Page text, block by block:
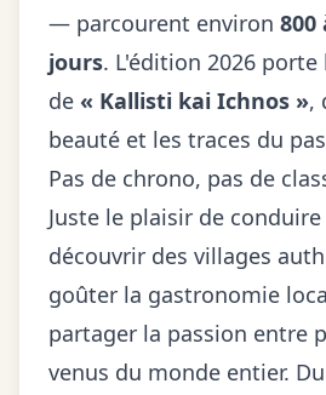
— parcourent environ 800
jours. L'édition 2026
de « Kallisti kai Ichnos »,
beauté et les traces du
Pas de chrono, pas de
Juste le plaisir de
découvrir des villages
goûter la gastronomie
partager la passion entre
venus du monde entier. Du